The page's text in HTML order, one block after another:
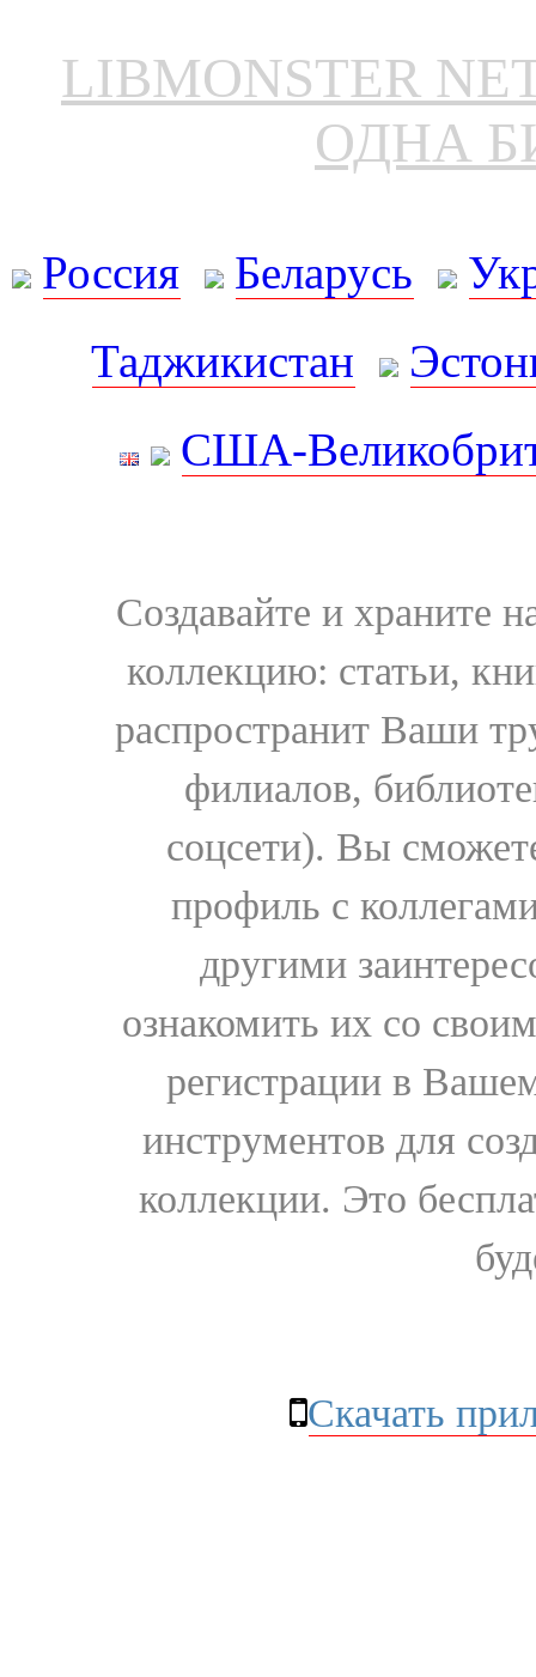
LIBMONSTER
ОДНА
Россия Беларусь
Таджикистан
США-
Создавайте и храните
коллекцию: статьи,
распространит Ваши
филиалов,
соцсети). Вы
профиль с
другими
ознакомить их со
регистрации в
инструментов для
коллекции. Это
Скачать